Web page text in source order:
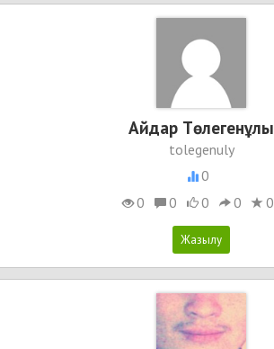
Айдар Төлегенұлы
tolegenuly
0
0
0 0 0 0